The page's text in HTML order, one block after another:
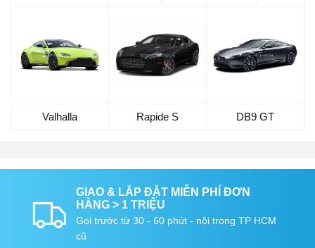
Valhalla Rapide S DB9 GT
GIAO & LẮP ĐẶT MIỄN PHÍ ĐƠN
HÀNG > 1 TRIỆU
Gọi trước từ 30 - 60 phút - nội trong TP HCM
cũ